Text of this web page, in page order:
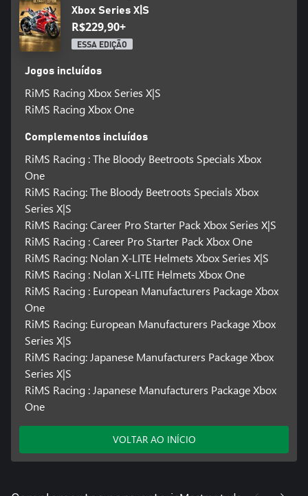
Xbox Series X|S
R$229,90+
ESSA EDIÇÃO
Jogos incluídos
RiMS Racing Xbox Series X|S
RiMS Racing Xbox One
Complementos incluídos
RiMS Racing : The Bloody Beetroots Specials Xbox
One
RiMS Racing: The Bloody Beetroots Specials Xbox
Series X|S
RiMS Racing: Career Pro Starter Pack Xbox Series X|S
RiMS Racing : Career Pro Starter Pack Xbox One
RiMS Racing: Nolan X-LITE Helmets Xbox Series X|S
RiMS Racing : Nolan X-LITE Helmets Xbox One
RiMS Racing : European Manufacturers Package Xbox
One
RiMS Racing: European Manufacturers Package Xbox
Series X|S
RiMS Racing: Japanese Manufacturers Package Xbox
Series X|S
RiMS Racing : Japanese Manufacturers Package Xbox
One
VOLTAR AO INÍCIO